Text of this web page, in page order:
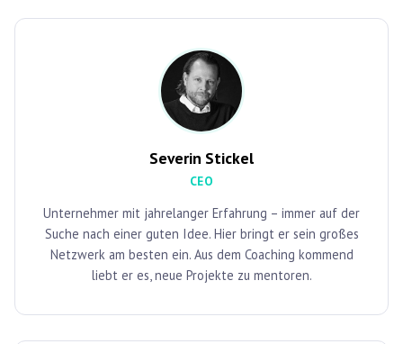
Severin Stickel
CEO
Unternehmer mit jahrelanger Erfahrung – immer auf der
Suche nach einer guten Idee. Hier bringt er sein großes
Netzwerk am besten ein. Aus dem Coaching kommend
liebt er es, neue Projekte zu mentoren.